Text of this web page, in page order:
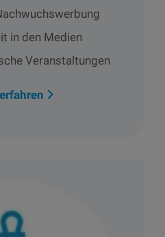
in den Medien
Veranstaltungen